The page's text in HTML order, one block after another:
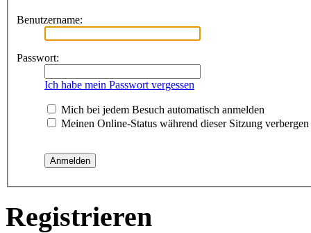
Benutzername:
Passwort:
Ich habe mein Passwort vergessen
Mich bei jedem Besuch automatisch anmelden
Meinen Online-Status während dieser Sitzung verbergen
Registrieren